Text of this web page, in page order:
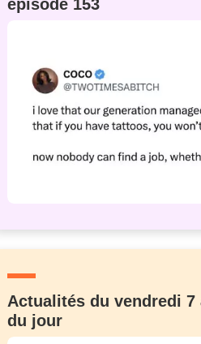
épisode 153
Actualités du vendredi
du jour